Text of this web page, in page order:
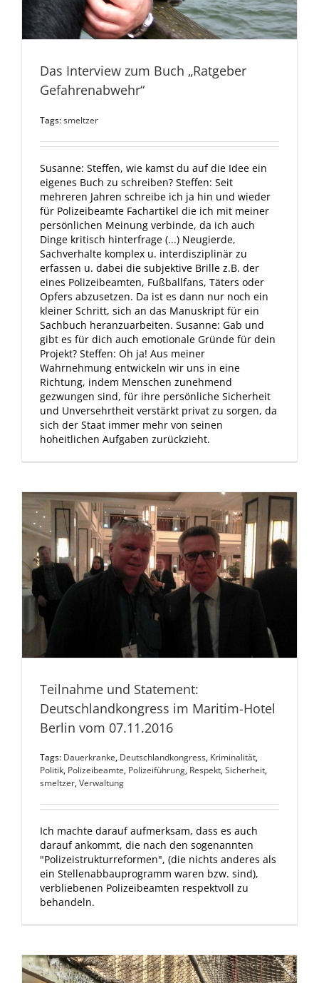
Das Interview zum Buch „Ratgeber
Gefahrenabwehr“
Tags:smeltzer
Susanne: Steffen, wie kamst du auf die Idee ein
eigenes Buch zu schreiben? Steffen: Seit
mehreren Jahren schreibe ich ja hin und wieder
für Polizeibeamte Fachartikel die ich mit meiner
persönlichen Meinung verbinde, da ich auch
Dinge kritisch hinterfrage (...) Neugierde,
Sachverhalte komplex u. interdisziplinär zu
erfassen u. dabei die subjektive Brille z.B. der
eines Polizeibeamten, Fußballfans, Täters oder
Opfers abzusetzen. Da ist es dann nur noch ein
kleiner Schritt, sich an das Manuskript für ein
Sachbuch heranzuarbeiten. Susanne: Gab und
gibt es für dich auch emotionale Gründe für dein
Projekt? Steffen: Oh ja! Aus meiner
Wahrnehmung entwickeln wir uns in eine
Richtung, indem Menschen zunehmend
gezwungen sind, für ihre persönliche Sicherheit
und Unversehrtheit verstärkt privat zu sorgen, da
sich der Staat immer mehr von seinen
hoheitlichen Aufgaben zurückzieht.
Teilnahme und Statement:
Deutschlandkongress im Maritim-Hotel
Berlin vom 07.11.2016
Tags: Dauerkranke, Deutschlandkongress, Kriminalität,
Politik, Polizeibeamte, Polizeiführung, Respekt,Sicherheit,
smeltzer,Verwaltung
Ich machte darauf aufmerksam, dass es auch
darauf ankommt, die nach den sogenannten
"Polizeistrukturreformen", (die nichts anderes als
ein Stellenabbauprogramm waren bzw. sind),
verbliebenen Polizeibeamten respektvoll zu
behandeln.